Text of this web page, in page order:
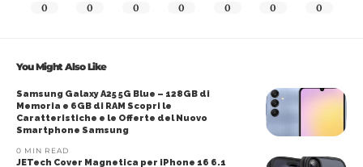
0 0 0 0 0 0 0
You Might Also Like
Samsung Galaxy A25 5G Blue – 128GB di
Memoria e 6GB di RAM Scopri le
Caratteristiche e le Offerte del Nuovo
Smartphone Samsung
0 MIN READ
JETech Cover Magnetica per iPhone 16 6.1